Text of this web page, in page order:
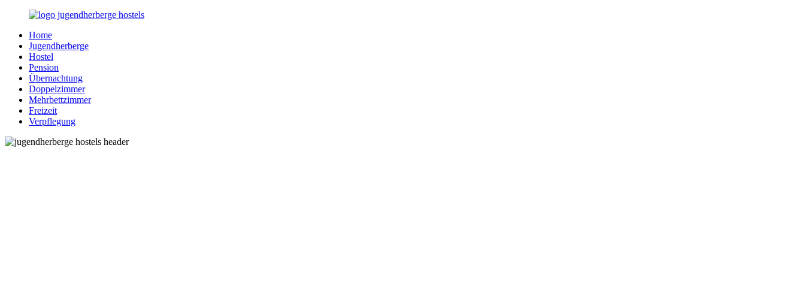
Zurück
Inhalt
Jugendherberge-
Hostels.de
Reisen
junge
jung
gebliebene
Menschen
Home
Jugendherberge
Hostel
Pension
Übernachtung
Doppelzimmer
Mehrbettzimmer
Freizeit
Verpflegung